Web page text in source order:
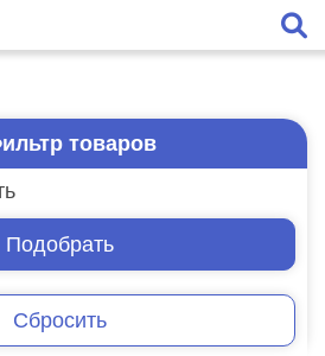
товаров
Подобрать
Сбросить